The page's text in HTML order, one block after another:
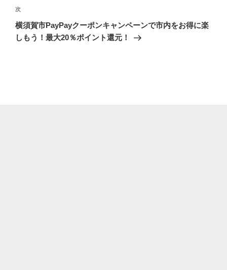
ー
シ
ョ
次
の
投
次
横須賀市PayPayクーポンキャンペーンで市内をお得に楽
しもう！最大20％ポイント還元！